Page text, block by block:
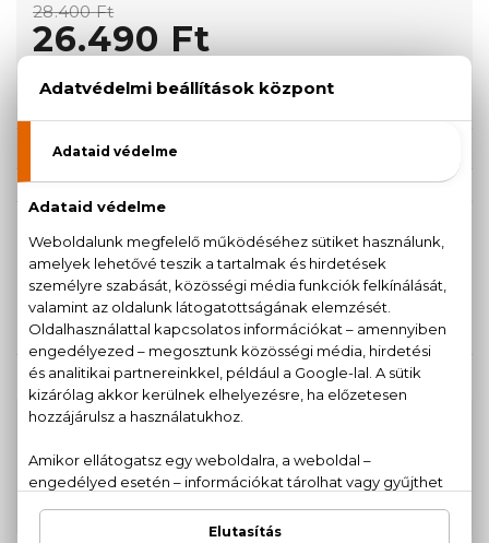
28.400 Ft
26.490 Ft
KOSÁRBA TESZEM
Törzsvásárlóknak csak:
AKCIÓ
50 ml
26.490 Ft
28.400 Ft
100 ml
28.470 Ft
KAPCSOLÓDÓ TERMÉKEK
100% eredeti termékek,
Kérdésed van, elakadtál? Hívd ügyfélszolgálatunkat:+36